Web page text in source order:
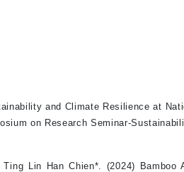
and Climate Resilience at
on Research Seminar-
Lin Han Chien*. (2024)